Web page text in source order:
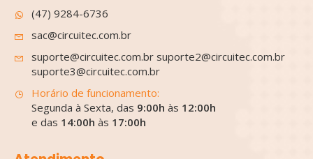
(47) 9284-6736
sac@circuitec.com.br
suporte@circuitec.com.br suporte2@circuitec.com.br
suporte3@circuitec.com.br
Horário de funcionamento:
Segunda à Sexta, das 9:00h às 12:00h
e das 14:00h às 17:00h